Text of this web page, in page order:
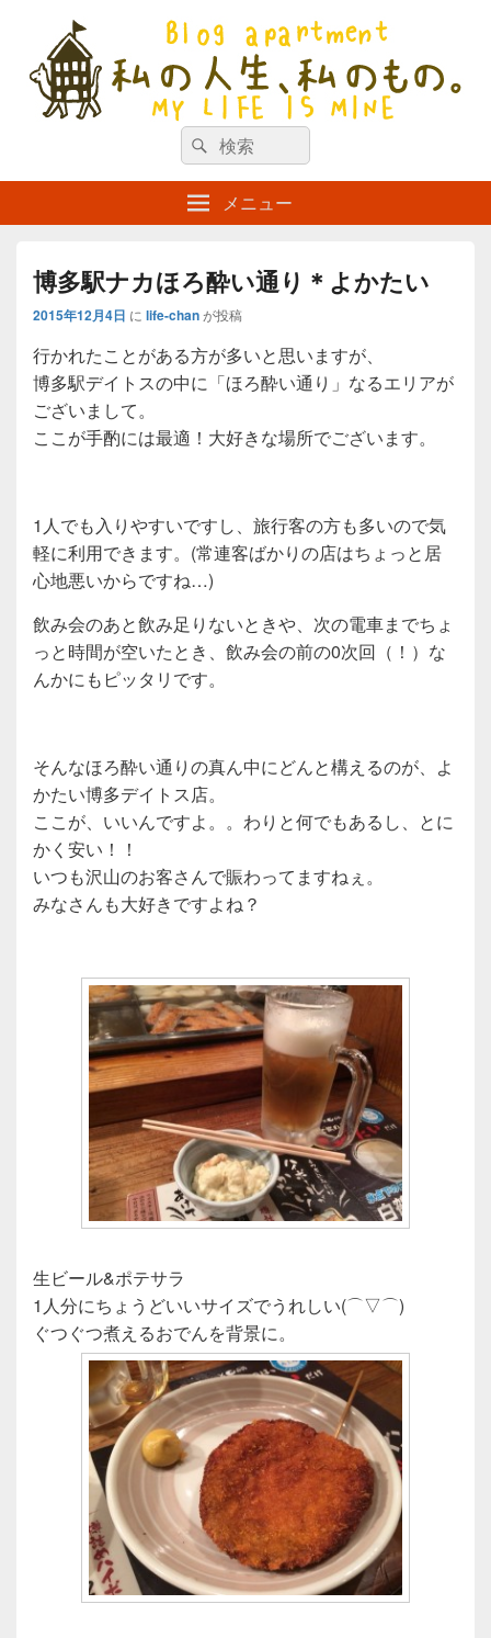
私の人生、私のもの。【新館】
検
索
対
象:
検
索
メニュー
博多駅ナカほろ酔い通り＊よかたい
2015年12月4日 に life-chanが投稿
行かれたことがある方が多いと思いますが、
博多駅デイトスの中に「ほろ酔い通り」なるエリアが
ございまして。
ここが手酌には最適！大好きな場所でございます。
1人でも入りやすいですし、旅行客の方も多いので気
軽に利用できます。(常連客ばかりの店はちょっと居
心地悪いからですね…)
飲み会のあと飲み足りないときや、次の電車までちょ
っと時間が空いたとき、飲み会の前の0次回（！）な
んかにもピッタリです。
そんなほろ酔い通りの真ん中にどんと構えるのが、よ
かたい博多デイトス店。
ここが、いいんですよ。。わりと何でもあるし、とに
かく安い！！
いつも沢山のお客さんで賑わってますねぇ。
みなさんも大好きですよね？
生ビール&ポテサラ
1人分にちょうどいいサイズでうれしい(⌒▽⌒)
ぐつぐつ煮えるおでんを背景に。